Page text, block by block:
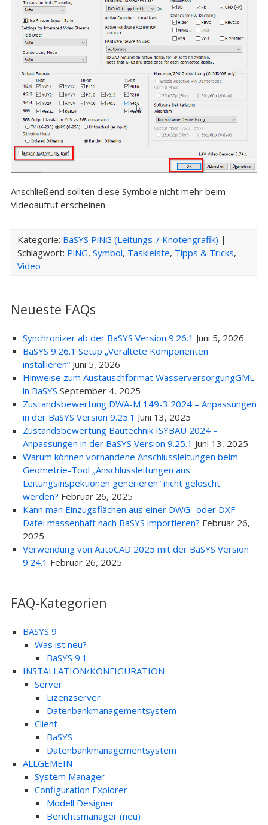
Anschließend sollten diese Symbole nicht mehr beim
Videoaufruf erscheinen.
Kategorie: BaSYS PiNG (Leitungs-/ Knotengrafik) |
Schlagwort: PiNG, Symbol, Taskleiste, Tipps & Tricks,
Video
Neueste FAQs
Synchronizer ab der BaSYS Version 9.26.1 Juni 5, 2026
BaSYS 9.26.1 Setup „Veraltete Komponenten
installieren“ Juni 5, 2026
Hinweise zum Austauschformat WasserversorgungGML
in BaSYS September 4, 2025
Zustandsbewertung DWA-M 149-3 2024 – Anpassungen
in der BaSYS Version 9.25.1 Juni 13, 2025
Zustandsbewertung Bautechnik ISYBAU 2024 –
Anpassungen in der BaSYS Version 9.25.1 Juni 13, 2025
Warum können vorhandene Anschlussleitungen beim
Geometrie-Tool „Anschlussleitungen aus
Leitungsinspektionen generieren“ nicht gelöscht
werden? Februar 26, 2025
Kann man Einzugsflächen aus einer DWG- oder DXF-
Datei massenhaft nach BaSYS importieren? Februar 26,
2025
Verwendung von AutoCAD 2025 mit der BaSYS Version
9.24.1 Februar 26, 2025
FAQ-Kategorien
BASYS 9
Was ist neu?
BaSYS 9.1
INSTALLATION/KONFIGURATION
Server
Lizenzserver
Datenbankmanagementsystem
Client
BaSYS
Datenbankmanagementsystem
ALLGEMEIN
System Manager
Configuration Explorer
Modell Designer
Berichtsmanager (neu)